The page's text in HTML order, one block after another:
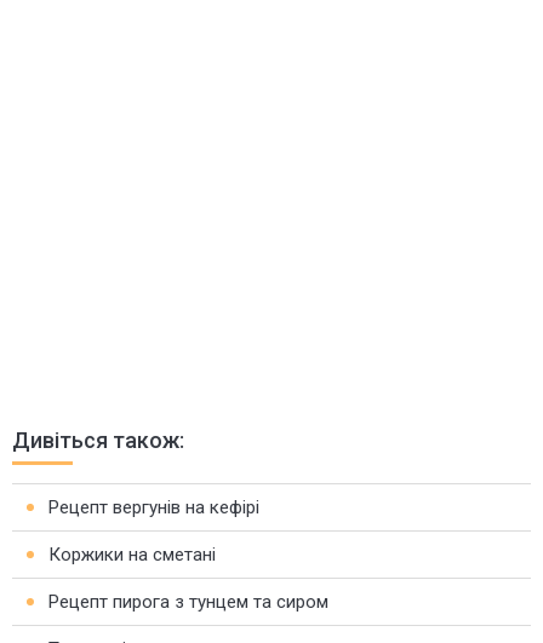
Дивіться також:
Рецепт вергунів на кефірі
Коржики на сметані
Рецепт пирога з тунцем та сиром